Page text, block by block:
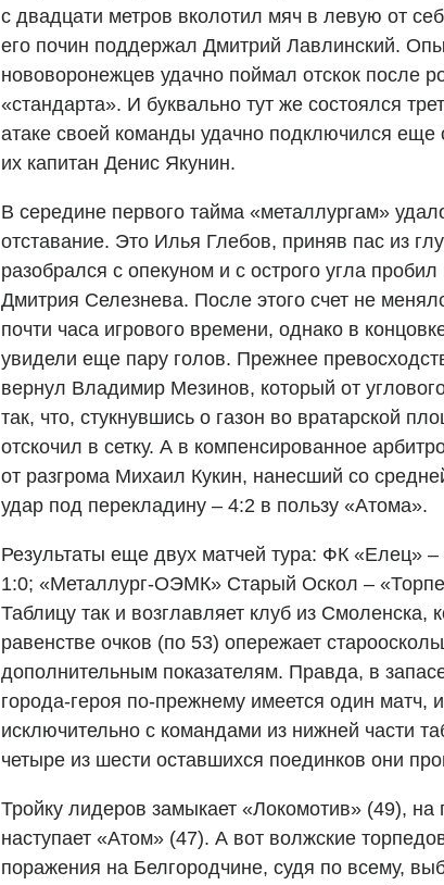
с двадцати метров вколотил мяч в левую от
его почин поддержал Дмитрий Лавлинский.
нововоронежцев удачно поймал отскок после
«стандарта». И буквально тут же состоялся
атаке своей команды удачно подключился еще
их капитан Денис Якунин.
В середине первого тайма «металлургам»
отставание. Это Илья Глебов, приняв пас из
разобрался с опекуном и с острого угла
Дмитрия Селезнева. После этого счет не
почти часа игрового времени, однако в
увидели еще пару голов. Прежнее
вернул Владимир Мезинов, который от
так, что, стукнувшись о газон во вратарской
отскочил в сетку. А в компенсированное
от разгрома Михаил Кукин, нанесший со
удар под перекладину – 4:2 в пользу «Атома».
Результаты еще двух матчей тура: ФК «Елец»
1:0; «Металлург-ОЭМК» Старый Оскол –
Таблицу так и возглавляет клуб из Смоленска,
равенстве очков (по 53) опережает
дополнительным показателям. Правда, в
города-героя по-прежнему имеется один матч,
исключительно с командами из нижней части
четыре из шести оставшихся поединков они
Тройку лидеров замыкает «Локомотив» (49), на
наступает «Атом» (47). А вот волжские
поражения на Белгородчине, судя по всему,